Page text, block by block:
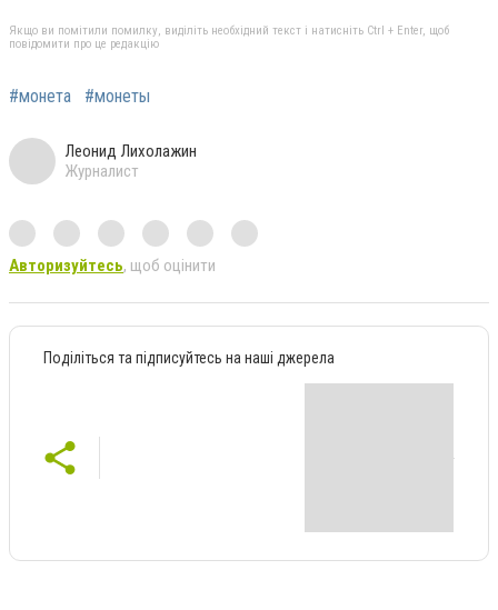
Якщо ви помітили помилку, виділіть необхідний текст і натисніть Ctrl + Enter, щоб
повідомити про це редакцію
#монета #монеты
Леонид Лихолажин
Журналист
Авторизуйтесь, щоб оцінити
Поділіться та підписуйтесь на наші джерела